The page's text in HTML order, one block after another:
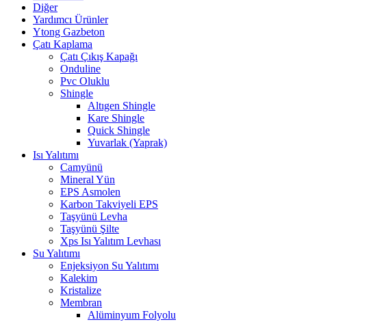
Diğer
Yardımcı Ürünler
Ytong Gazbeton
Çatı Kaplama
Çatı Çıkış Kapağı
Onduline
Pvc Oluklu
Shingle
Altıgen Shingle
Kare Shingle
Quick Shingle
Yuvarlak (Yaprak)
Isı Yalıtımı
Camyünü
Mineral Yün
EPS Asmolen
Karbon Takviyeli EPS
Taşyünü Levha
Taşyünü Şilte
Xps Isı Yalıtım Levhası
Su Yalıtımı
Enjeksiyon Su Yalıtımı
Kalekim
Kristalize
Membran
Alüminyum Folyolu